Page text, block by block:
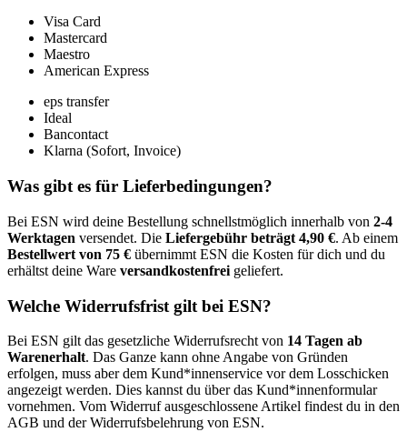
Visa Card
Mastercard
Maestro
American Express
eps transfer
Ideal
Bancontact
Klarna (Sofort, Invoice)
Was gibt es für Lieferbedingungen?
Bei ESN wird deine Bestellung schnellstmöglich innerhalb von 2-4
Werktagen versendet. Die Liefergebühr beträgt 4,90 €. Ab einem
Bestellwert von 75 € übernimmt ESN die Kosten für dich und du
erhältst deine Ware versandkostenfrei geliefert.
Welche Widerrufsfrist gilt bei ESN?
Bei ESN gilt das gesetzliche Widerrufsrecht von 14 Tagen ab
Warenerhalt. Das Ganze kann ohne Angabe von Gründen
erfolgen, muss aber dem Kund*innenservice vor dem Losschicken
angezeigt werden. Dies kannst du über das Kund*innenformular
vornehmen. Vom Widerruf ausgeschlossene Artikel findest du in den
AGB und der Widerrufsbelehrung von ESN.